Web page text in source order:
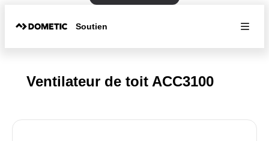
Soutien
Ventilateur de toit ACC3100